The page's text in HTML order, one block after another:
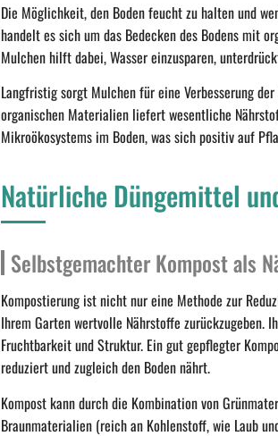
Die Möglichkeit, den Boden feucht zu halten und
handelt es sich um das Bedecken des Bodens mit
Mulchen hilft dabei, Wasser einzusparen,
Langfristig sorgt Mulchen für eine Verbesserung
organischen Materialien liefert wesentliche
Mikroökosystems im Boden, was sich positiv auf
Natürliche Düngemittel
Selbstgemachter Kompost als
Kompostierung ist nicht nur eine Methode zur
Ihrem Garten wertvolle Nährstoffe zurückzugeben.
Fruchtbarkeit und Struktur. Ein gut gepflegter
reduziert und zugleich den Boden nährt.
Kompost kann durch die Kombination von
Braunmaterialien (reich an Kohlenstoff, wie Laub